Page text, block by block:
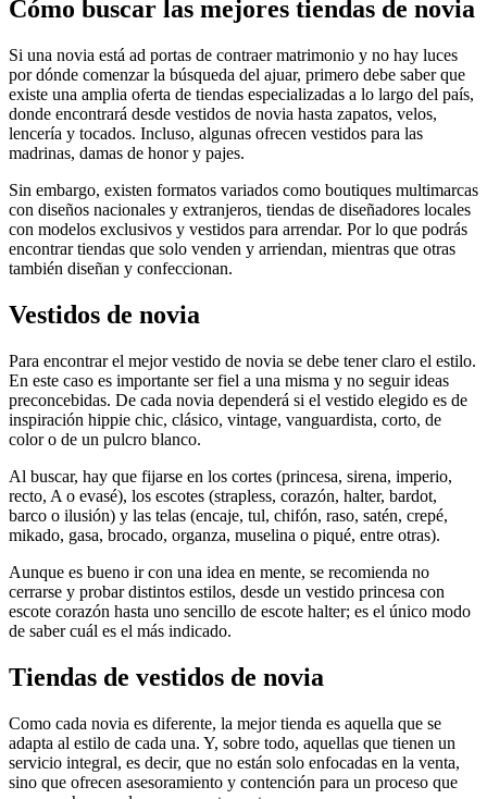
Cómo buscar las mejores tiendas de novia
Si una novia está ad portas de contraer matrimonio y no hay luces
por dónde comenzar la búsqueda del ajuar, primero debe saber que
existe una amplia oferta de tiendas especializadas a lo largo del país,
donde encontrará desde vestidos de novia hasta zapatos, velos,
lencería y tocados. Incluso, algunas ofrecen vestidos para las
madrinas, damas de honor y pajes.
Sin embargo, existen formatos variados como boutiques multimarcas
con diseños nacionales y extranjeros, tiendas de diseñadores locales
con modelos exclusivos y vestidos para arrendar. Por lo que podrás
encontrar tiendas que solo venden y arriendan, mientras que otras
también diseñan y confeccionan.
Vestidos de novia
Para encontrar el mejor vestido de novia se debe tener claro el estilo.
En este caso es importante ser fiel a una misma y no seguir ideas
preconcebidas. De cada novia dependerá si el vestido elegido es de
inspiración hippie chic, clásico, vintage, vanguardista, corto, de
color o de un pulcro blanco.
Al buscar, hay que fijarse en los cortes (princesa, sirena, imperio,
recto, A o evasé), los escotes (strapless, corazón, halter, bardot,
barco o ilusión) y las telas (encaje, tul, chifón, raso, satén, crepé,
mikado, gasa, brocado, organza, muselina o piqué, entre otras).
Aunque es bueno ir con una idea en mente, se recomienda no
cerrarse y probar distintos estilos, desde un vestido princesa con
escote corazón hasta uno sencillo de escote halter; es el único modo
de saber cuál es el más indicado.
Tiendas de vestidos de novia
Como cada novia es diferente, la mejor tienda es aquella que se
adapta al estilo de cada una. Y, sobre todo, aquellas que tienen un
servicio integral, es decir, que no están solo enfocadas en la venta,
sino que ofrecen asesoramiento y contención para un proceso que